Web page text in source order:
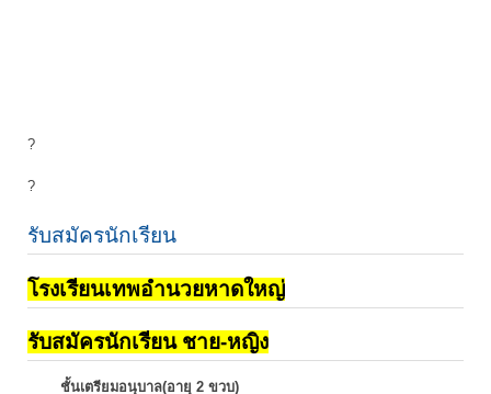
?
?
รับสมัครนักเรียน
โรงเรียนเทพอำนวยหาดใหญ่
รับสมัครนักเรียน ชาย-หญิง
ชั้นเตรียมอนุบาล(อายุ 2 ขวบ)